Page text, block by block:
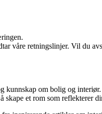
våre retningslinjer. Vil du
om bolig og
skape et rom som reflekterer